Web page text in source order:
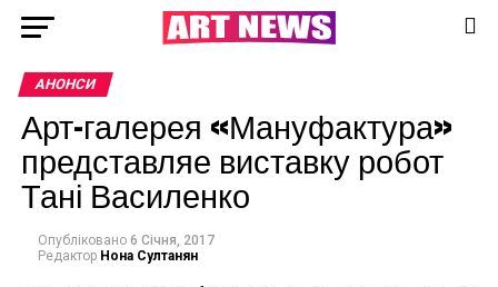
АНОНСИ
Арт-галерея «Мануфактура»
представляе виставку робот
Тані Василенко
Опубліковано 6 Січня, 2017
Редактор Нона Султанян